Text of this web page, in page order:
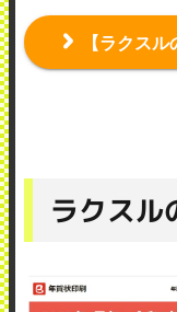
【ラクス
ラクス